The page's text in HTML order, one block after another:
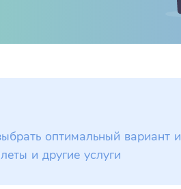
оптимальный вариант и
и другие услуги